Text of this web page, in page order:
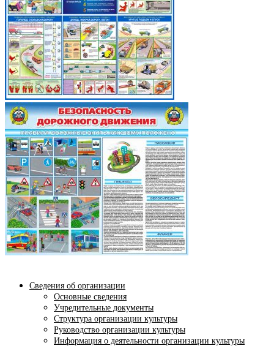
Сведения об организации
Основные сведения
Учредительные документы
Структура организации культуры
Руководство организации культуры
Информация о деятельности организации культуры